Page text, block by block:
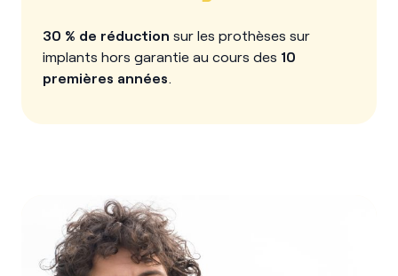
30 % de réduction sur les prothèses sur
implants hors garantie au cours des 10
premières années